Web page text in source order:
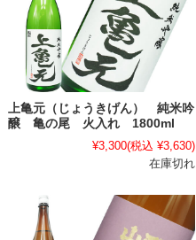
上亀元（じょうきげん） 純米吟
醸 亀の尾 火入れ 1800ml
¥3,300(税込 ¥3,630)
在庫切れ